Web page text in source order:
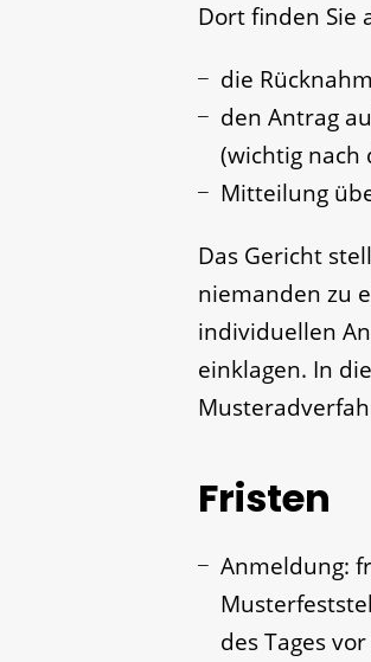
Dort finden Sie
die
den Antrag
(wichtig nach
Mitteilung
Das Gericht
niemanden zu
individuellen
einklagen. In
Fristen
Anmeldung:
des Tages